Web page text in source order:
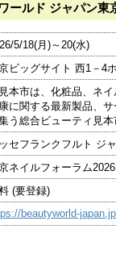
ールド ジャパン東
5/18(月)～20(水)
ビッグサイト 西1－4
本市は、化粧品、ネ
に関する最新製品、
う総合ビューティ見本
セフランクフルト ジャ
ネイルフォーラム2026
(要登録)
beautyworld-